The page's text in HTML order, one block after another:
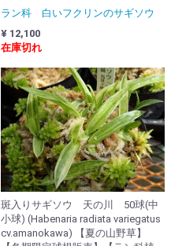
ラン科 白いフクリンのサギソウ
¥ 12,100
在庫切れ
斑入りサギソウ 天の川 50球(中
小球) (Habenaria radiata variegatus
cv.amanokawa) 【夏の山野草】